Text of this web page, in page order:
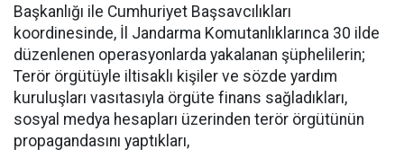
Başkanlığı ile Cumhuriyet Başsavcılıkları
koordinesinde, İl Jandarma Komutanlıklarınca 30 ilde
düzenlenen operasyonlarda yakalanan şüphelilerin;
Terör örgütüyle iltisaklı kişiler ve sözde yardım
kuruluşları vasıtasıyla örgüte finans sağladıkları,
sosyal medya hesapları üzerinden terör örgütünün
propagandasını yaptıkları,